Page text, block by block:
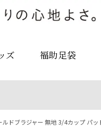
ズ 福助足袋
ルドブラジャー 無地 3/4カップ パ